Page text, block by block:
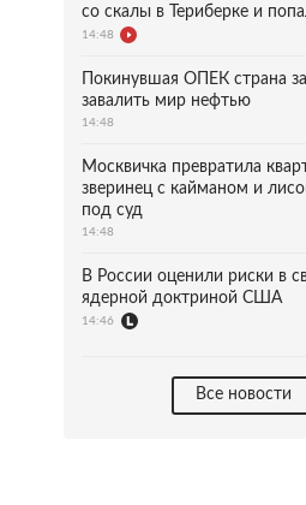
со скалы в Териберке и
14:48
Покинувшая ОПЕК страна
завалить мир нефтью
14:48
Москвичка превратила
зверинец с кайманом и
под суд
14:48
В России оценили риски в
ядерной доктриной США
14:46
Все новости